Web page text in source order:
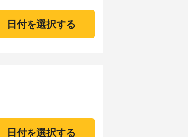
日付を選択する
日付を選択する